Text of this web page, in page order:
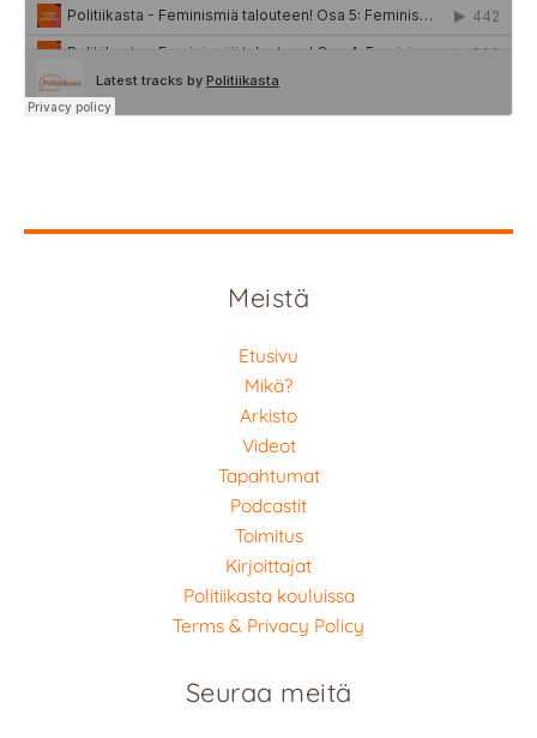
Meistä
Etusivu
Mikä?
Arkisto
Videot
Tapahtumat
Podcastit
Toimitus
Kirjoittajat
Politiikasta kouluissa
Terms & Privacy Policy
Seuraa meitä